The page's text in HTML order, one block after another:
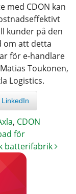
med CDON kan
kunder på den
om att detta
för e-handlare
Toukonen,
Logistics.
LinkedIn
, CDON
för
batterifabrik